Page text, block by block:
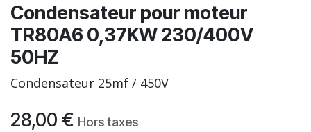
Condensateur pour moteur
TR80A6 0,37KW 230/400V
50HZ
Condensateur 25mf / 450V
28,00 € Hors taxes